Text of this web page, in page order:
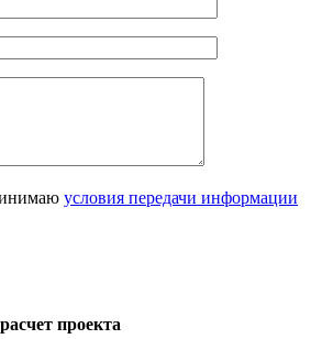
условия передачи информации
проекта